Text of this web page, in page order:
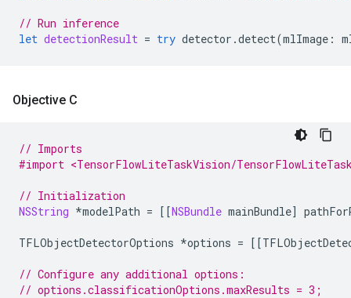
// Run inference
let detectionResult = try detector .detect(mlImage :
Objective C
// Imports
#import <TensorFlowLiteTaskVision/
// Initialization
NSString *modelPath = [[NSBundle mainBundle]
TFLObjectDetectorOptions *options = [[
// Configure any additional options:
// options.classificationOptions.maxResults = 3;